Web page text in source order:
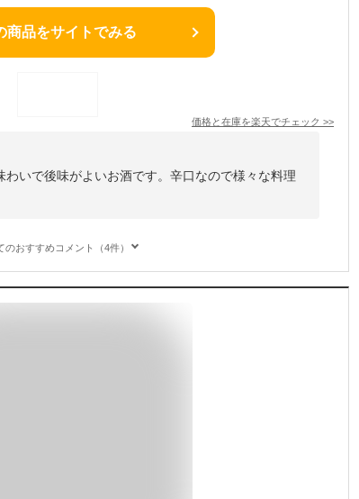
商品をサイトでみる
価格と在庫を楽天でチェック >>
いで後味がよいお酒です。辛口なので様々な料理
のおすすめコメント（4件）